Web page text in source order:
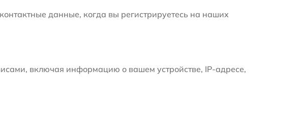
данные, когда вы регистрируетесь на наших
включая информацию о вашем устройстве, IP-адресе,